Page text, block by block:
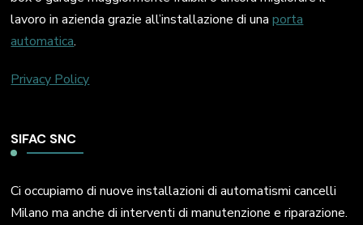
lavoro in azienda grazie all’installazione di unaporta
automatica.
Privacy Policy
SIFAC SNC
Ci occupiamo di nuove installazioni di automatismi cancelli
Milano ma anche di interventi di manutenzione e riparazione.